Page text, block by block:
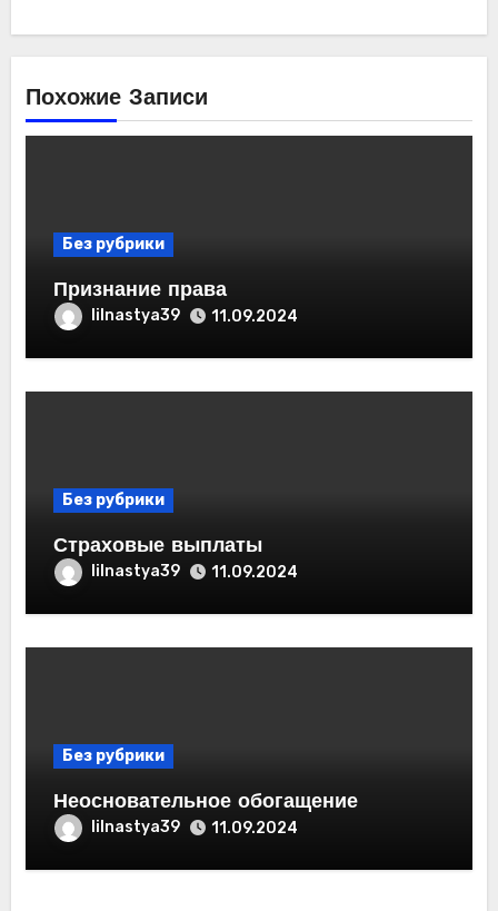
Похожие Записи
Без рубрики
Признание права
lilnastya39 11.09.2024
Без рубрики
Страховые выплаты
lilnastya39 11.09.2024
Без рубрики
Неосновательное обогащение
lilnastya39 11.09.2024